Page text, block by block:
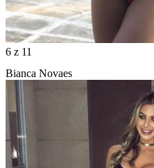
6 z 11
Bianca Novaes